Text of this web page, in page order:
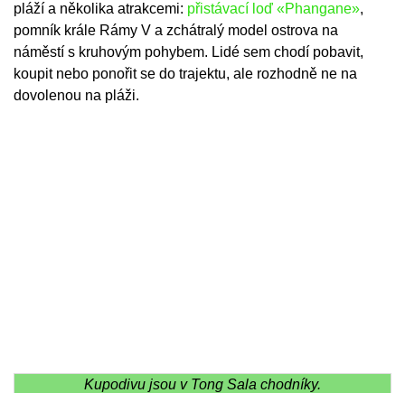
pláží a několika atrakcemi: přistávací loď «Phangane»,
pomník krále Rámy V a zchátralý model ostrova na
náměstí s kruhovým pohybem. Lidé sem chodí pobavit,
koupit nebo ponořit se do trajektu, ale rozhodně ne na
dovolenou na pláži.
Kupodivu jsou v Tong Sala chodníky.